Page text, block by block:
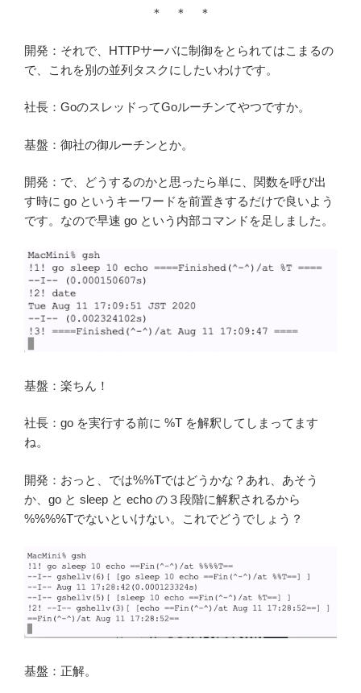
＊ ＊ ＊
開発：それで、HTTPサーバに制御をとられてはこまるの
で、これを別の並列タスクにしたいわけです。
社長：GoのスレッドってGoルーチンてやつですか。
基盤：御社の御ルーチンとか。
開発：で、どうするのかと思ったら単に、関数を呼び出
す時に go というキーワードを前置きするだけで良いよう
です。なので早速 go という内部コマンドを足しました。
基盤：楽ちん！
社長：go を実行する前に %T を解釈してしまってます
ね。
開発：おっと、では%%Tではどうかな？あれ、あそう
か、go と sleep と echo の３段階に解釈されるから
%%%%Tでないといけない。これでどうでしょう？
基盤：正解。